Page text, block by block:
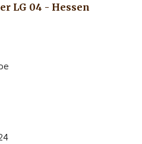
LG 04 - Hessen